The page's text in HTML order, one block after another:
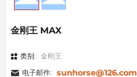
金刚王 MAX
类别: 金刚王
电子邮件:
sunhorse@126.com